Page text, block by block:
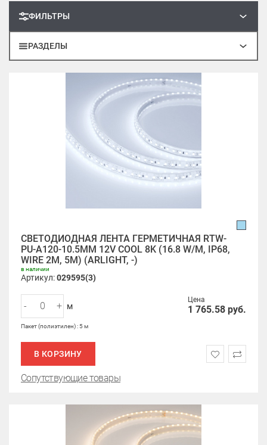
РАЗДЕЛЫ
ФИЛЬТРЫ
СВЕТОДИОДНАЯ ЛЕНТА ГЕРМЕТИЧНАЯ RTW-
PU-A120-10.5MM 12V COOL 8K (16.8 W/M, IP68,
WIRE 2M, 5M) (ARLIGHT, -)
в наличии
Артикул:029595(3)
Цена
1 765.58 руб.
- + м
Пакет (полиэтилен) : 5 м
В КОРЗИНУ
Сопутствующие товары